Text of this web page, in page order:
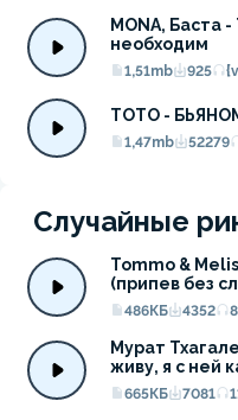
MONA, Баста
необходим
1,51mb 925
ТОТО -
1,47mb 52279
Случайные
Tommo &
(припев без
486КБ 4352
Мурат
живу, я с ней
665КБ 7081